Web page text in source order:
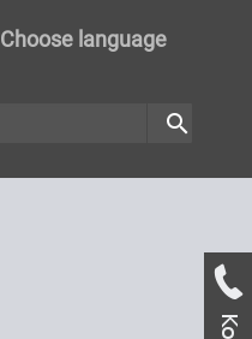
Choose language
search